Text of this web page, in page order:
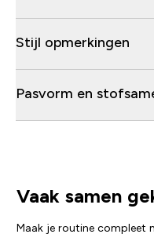
Stijl opmerkingen
Pasvorm en
Vaak samen
Maak je routine compleet